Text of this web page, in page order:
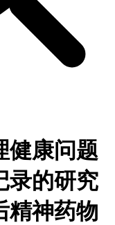
健康问题
录的研究
精神药物